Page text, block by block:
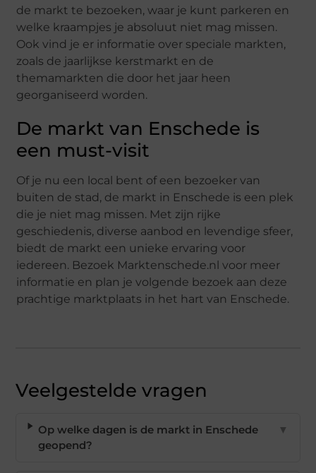
de markt te bezoeken, waar je kunt parkeren en
welke kraampjes je absoluut niet mag missen.
Ook vind je er informatie over speciale markten,
zoals de jaarlijkse kerstmarkt en de
themamarkten die door het jaar heen
georganiseerd worden.
De markt van Enschede is
een must-visit
Of je nu een local bent of een bezoeker van
buiten de stad, de markt in Enschede is een plek
die je niet mag missen. Met zijn rijke
geschiedenis, diverse aanbod en levendige sfeer,
biedt de markt een unieke ervaring voor
iedereen. Bezoek Marktenschede.nl voor meer
informatie en plan je volgende bezoek aan deze
prachtige marktplaats in het hart van Enschede.
Veelgestelde vragen
Op welke dagen is de markt in Enschede
geopend?
▼